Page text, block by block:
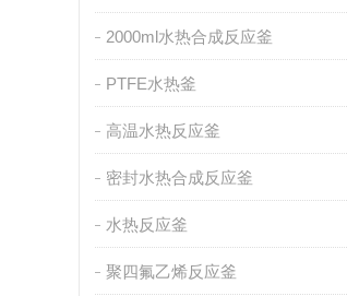
2000ml水热合成反应釜
PTFE水热釜
高温水热反应釜
密封水热合成反应釜
水热反应釜
聚四氟乙烯反应釜